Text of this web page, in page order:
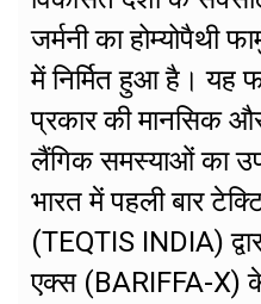
जर्मनी का होम्योपैथी
में निर्मित हुआ है। यह
प्रकार की मानसिक
लैंगिक समस्याओं का
भारत में पहली बार
(TEQTIS INDIA)
एक्स (BARIFFA-X)